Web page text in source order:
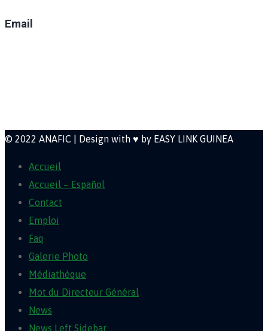
Email
© 2022 ANAFIC | Design with ♥ by EASY LINK GUINEA
Accueil
Accueil – Español
Contact
Emploi
Faq
Galerie Photo
Médiathèque
Mot du Directeur Général
News
News Left Sidebar